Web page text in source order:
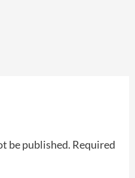
be published. Required